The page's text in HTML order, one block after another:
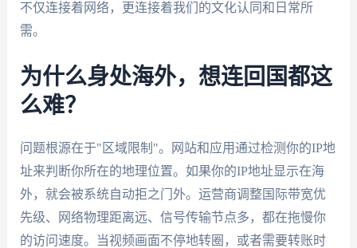
不仅连接着网络，更连接着我们的文化认同和日常所
需。
为什么身处海外，想连回国都这
么难？
问题根源在于"区域限制"。网站和应用通过检测你的IP地
址来判断你所在的地理位置。如果你的IP地址显示在海
外，就会被系统自动拒之门外。运营商调整国际带宽优
先级、网络物理距离远、信号传输节点多，都在拖慢你
的访问速度。当视频画面不停地转圈，或者需要转账时